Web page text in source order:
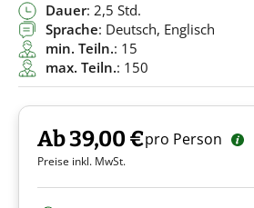
Dauer: 2,5 Std.
Sprache: Deutsch, Englisch
min. Teiln.: 15
max. Teiln.: 150
Ab 39,00 €pro Person
Preise inkl. MwSt.